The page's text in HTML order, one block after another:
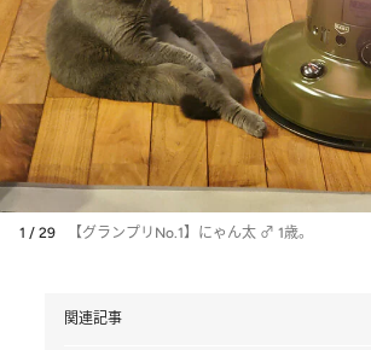
1 / 29 【グランプリNo.1】にゃん太 ♂ 1歳。
関連記事